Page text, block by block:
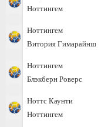
Ноттингем
Ноттингем
Витория Гимарайнш
Ноттингем
Блэкберн Роверс
Ноттс Каунти
Ноттингем